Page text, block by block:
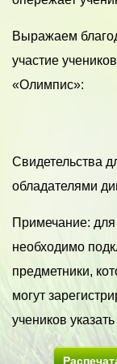
Выражаем
участие
«Олимпис»:
Свидетельства
обладателями
Примечание: для
необходимо
предметники,
могут
учеников